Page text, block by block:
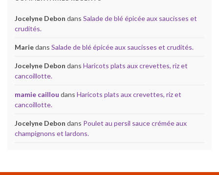
Jocelyne Debon dans Salade de blé épicée aux saucisses et
crudités.
Mariedans Salade de blé épicée aux saucisses et crudités.
Jocelyne Debon dans Haricots plats aux crevettes, riz et
cancoillotte.
mamie caillou dans Haricots plats aux crevettes, riz et
cancoillotte.
Jocelyne Debon dans Poulet au persil sauce crémée aux
champignons et lardons.